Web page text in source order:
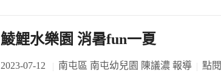
「Misic time」…課表攤開，每一堂課都不重複，老
綱，帶領、培養孩子從知識到素養，更多面向地豐
Taiwan and Philippines」，因為外師Stephanie是菲
鯪鯉水樂園 消暑fun一夏
2023-07-12 南屯區 南屯幼兒園 陳議濃 報導 點